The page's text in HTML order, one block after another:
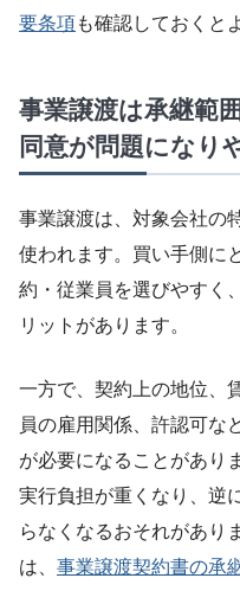
要条項も確認しておくと
事業譲渡は承継範
同意が問題になり
事業譲渡は、対象会社の
使われます。買い手側に
約・従業員を選びやすく
リットがあります。
一方で、契約上の地位、
員の雇用関係、許認可な
が必要になることがあり
実行負担が重くなり、逆
らなくなるおそれがあり
は、 事業譲渡契約書の承